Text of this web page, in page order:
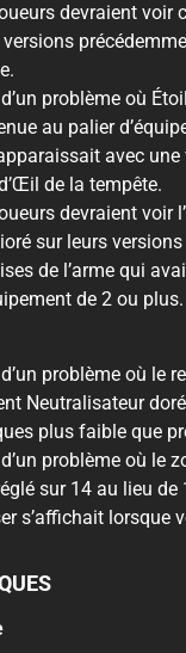
devraient voir
versions
problème où
au palier
avec une
de la tempête.
devraient voir
sur leurs
de l’arme qui
de 2 ou plus.
problème où le
Neutralisateur
plus faible que
problème où le
sur 14 au lieu de
s’affichait lorsque